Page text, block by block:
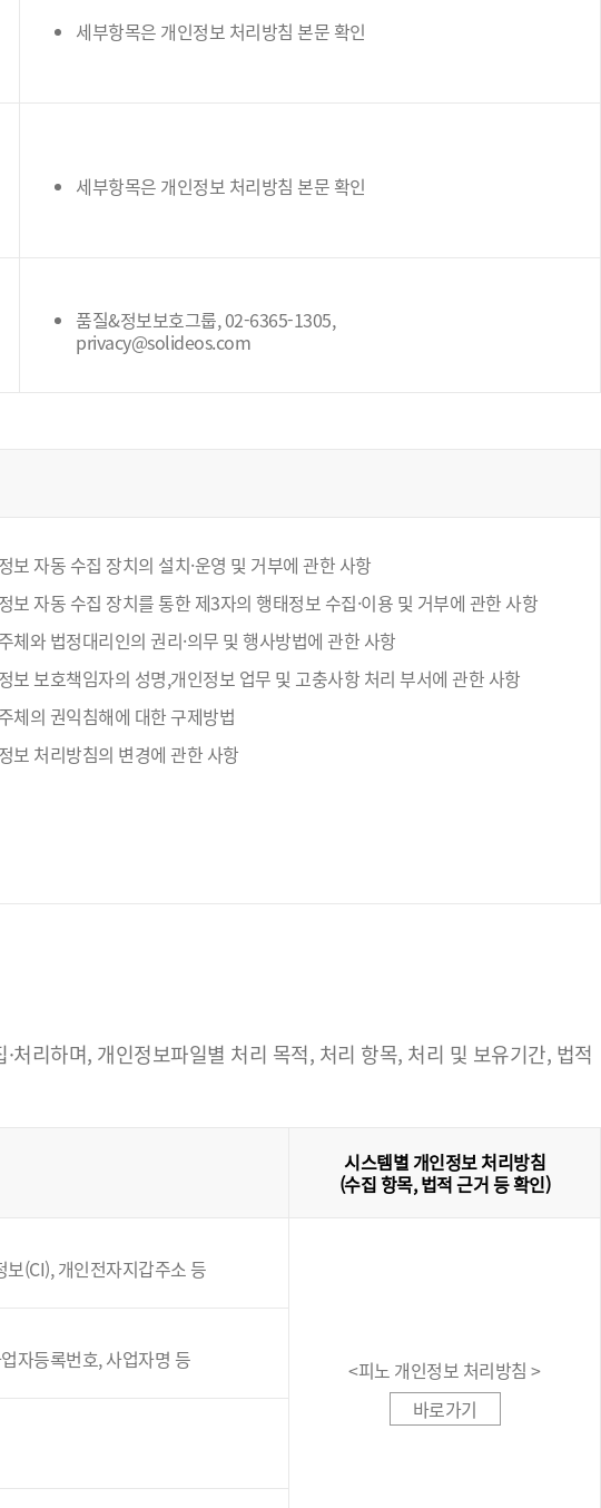
세부항목은 개인정보 처리방침 본문 확인
세부항목은 개인정보 처리방침 본문 확인
품질&정보보호그룹, 02-6365-1305,
privacy@solideos.com
보 자동 수집 장치의 설치·운영 및 거부에 관한 사항
보 자동 수집 장치를 통한 제3자의 행태정보 수집·이용 및 거부에 관한 사항
체와 법정대리인의 권리·의무 및 행사방법에 관한 사항
보 보호책임자의 성명,개인정보 업무 및 고충사항 처리 부서에 관한 사항
체의 권익침해에 대한 구제방법
보 처리방침의 변경에 관한 사항
리하며, 개인정보파일별 처리 목적, 처리 항목, 처리 및 보유기간, 법적
시스템별 개인정보 처리방침
(수집 항목, 법적 근거 등 확인)
(CI), 개인전자지갑주소 등
<피노 개인정보 처리방침 >
바로가기
자등록번호, 사업자명 등